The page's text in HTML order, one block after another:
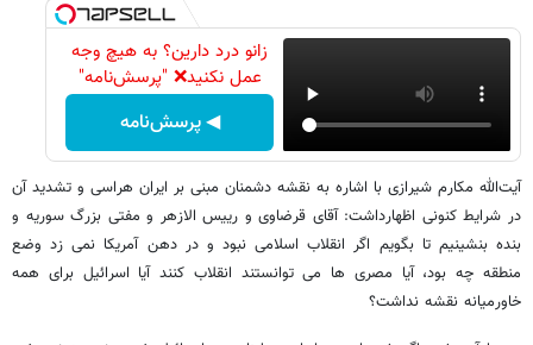
زانو درد دارین؟ به هیچ وجه
عمل نکنید❌ "پرسش‌نامه"
◀ پرسش‌نامه
آیت‌الله مکارم شیرازی با اشاره به نقشه دشمنان مبنی بر ایران هراسی و تشدید آن
در شرایط کنونی اظهارداشت: آقای قرضاوی و رییس الازهر و مفتی بزرگ سوریه و
بنده بنشینیم تا بگویم اگر انقلاب اسلامی نبود و در دهن آمریکا نمی زد وضع
منطقه چه بود، آیا مصری ها می توانستند انقلاب کنند آیا اسرائیل برای همه
خاورمیانه نقشه نداشت؟